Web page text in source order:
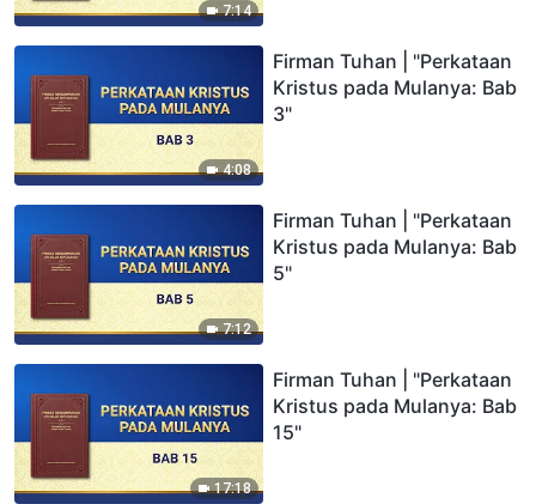
7:14
4:08
Firman Tuhan | "Perkataan
Kristus pada Mulanya: Bab
3"
7:12
Firman Tuhan | "Perkataan
Kristus pada Mulanya: Bab
5"
17:18
Firman Tuhan | "Perkataan
Kristus pada Mulanya: Bab
15"